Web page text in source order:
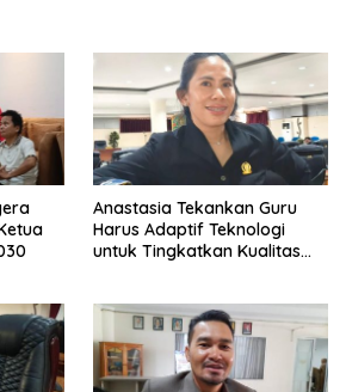
Anastasia Tekankan Guru
Harus Adaptif Teknologi
untuk Tingkatkan Kualitas